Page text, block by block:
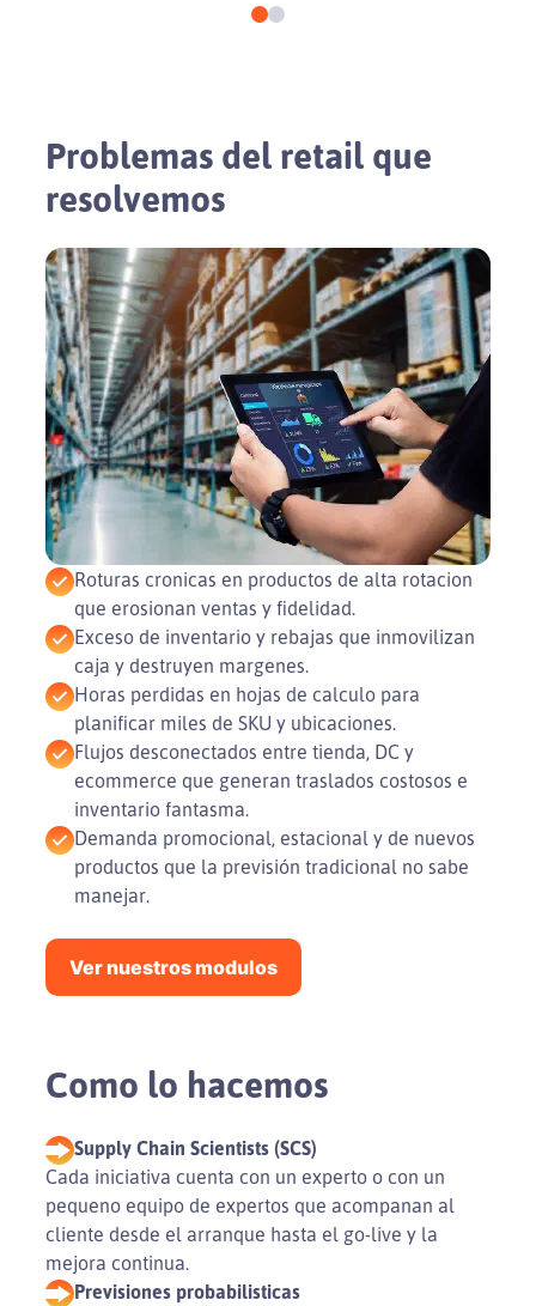
Problemas del retail que
resolvemos
Roturas cronicas en productos de alta rotacion
que erosionan ventas y fidelidad.
Exceso de inventario y rebajas que inmovilizan
caja y destruyen margenes.
Horas perdidas en hojas de calculo para
planificar miles de SKU y ubicaciones.
Flujos desconectados entre tienda, DC y
ecommerce que generan traslados costosos e
inventario fantasma.
Demanda promocional, estacional y de nuevos
productos que la previsión tradicional no sabe
manejar.
Ver nuestros modulos
Como lo hacemos
Supply Chain Scientists (SCS)
Cada iniciativa cuenta con un experto o con un
pequeno equipo de expertos que acompanan al
cliente desde el arranque hasta el go-live y la
mejora continua.
Previsiones probabilisticas